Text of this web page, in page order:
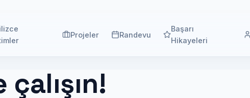
Projeler Randevu
Başarı
Hikayeleri